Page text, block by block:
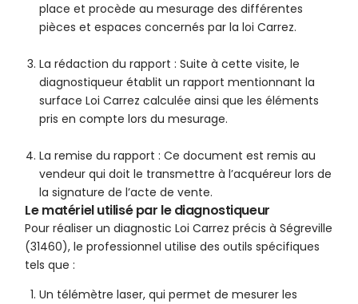
place et procède au mesurage des différentes
pièces et espaces concernés par la loi Carrez.
La rédaction du rapport : Suite à cette visite, le
diagnostiqueur établit un rapport mentionnant la
surface Loi Carrez calculée ainsi que les éléments
pris en compte lors du mesurage.
La remise du rapport : Ce document est remis au
vendeur qui doit le transmettre à l’acquéreur lors de
la signature de l’acte de vente.
Le matériel utilisé par le diagnostiqueur
Pour réaliser un diagnostic Loi Carrez précis à Ségreville
(31460), le professionnel utilise des outils spécifiques
tels que :
Un télémètre laser, qui permet de mesurer les